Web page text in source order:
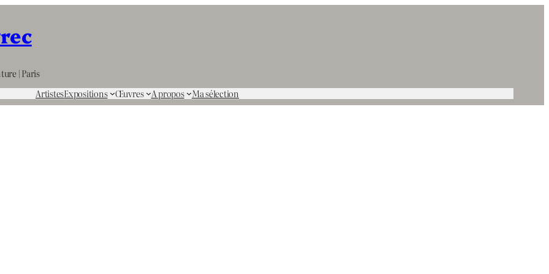
| Paris
ArtistesExpositions Œuvres A propos Ma sélection